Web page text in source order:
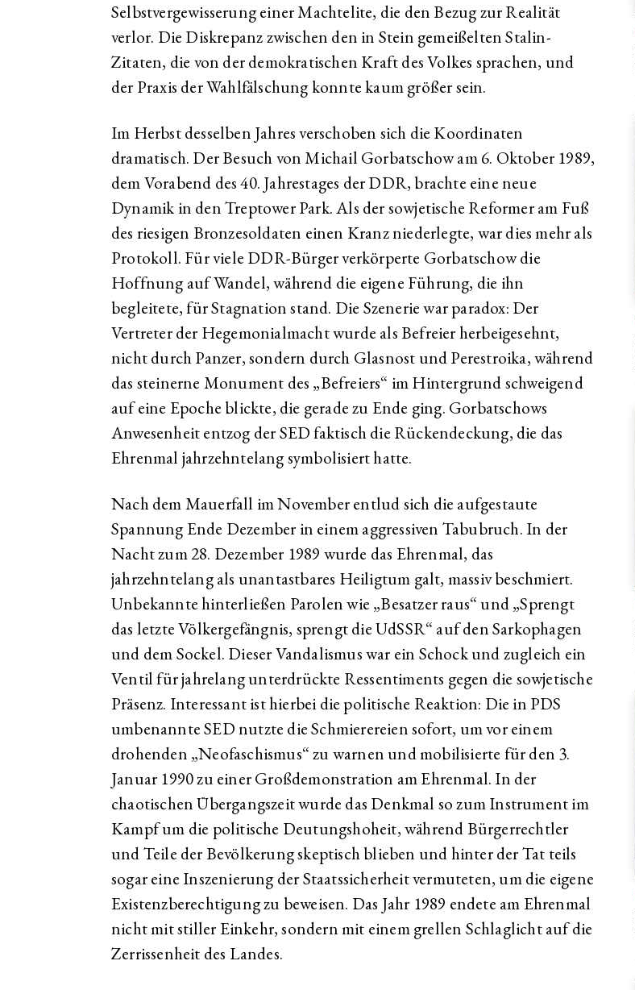
Selbstvergewisserung einer Machtelite, die den Bezug zur Realität
verlor. Die Diskrepanz zwischen den in Stein gemeißelten Stalin-
Zitaten, die von der demokratischen Kraft des Volkes sprachen, und
der Praxis der Wahlfälschung konnte kaum größer sein.
Im Herbst desselben Jahres verschoben sich die Koordinaten
dramatisch. Der Besuch von Michail Gorbatschow am 6. Oktober 1989,
dem Vorabend des 40. Jahrestages der DDR, brachte eine neue
Dynamik in den Treptower Park. Als der sowjetische Reformer am Fuß
des riesigen Bronzesoldaten einen Kranz niederlegte, war dies mehr als
Protokoll. Für viele DDR-Bürger verkörperte Gorbatschow die
Hoffnung auf Wandel, während die eigene Führung, die ihn
begleitete, für Stagnation stand. Die Szenerie war paradox: Der
Vertreter der Hegemonialmacht wurde als Befreier herbeigesehnt,
nicht durch Panzer, sondern durch Glasnost und Perestroika, während
das steinerne Monument des „Befreiers“ im Hintergrund schweigend
auf eine Epoche blickte, die gerade zu Ende ging. Gorbatschows
Anwesenheit entzog der SED faktisch die Rückendeckung, die das
Ehrenmal jahrzehntelang symbolisiert hatte.
Nach dem Mauerfall im November entlud sich die aufgestaute
Spannung Ende Dezember in einem aggressiven Tabubruch. In der
Nacht zum 28. Dezember 1989 wurde das Ehrenmal, das
jahrzehntelang als unantastbares Heiligtum galt, massiv beschmiert.
Unbekannte hinterließen Parolen wie „Besatzer raus“ und „Sprengt
das letzte Völkergefängnis, sprengt die UdSSR“ auf den Sarkophagen
und dem Sockel. Dieser Vandalismus war ein Schock und zugleich ein
Ventil für jahrelang unterdrückte Ressentiments gegen die sowjetische
Präsenz. Interessant ist hierbei die politische Reaktion: Die in PDS
umbenannte SED nutzte die Schmierereien sofort, um vor einem
drohenden „Neofaschismus“ zu warnen und mobilisierte für den 3.
Januar 1990 zu einer Großdemonstration am Ehrenmal. In der
chaotischen Übergangszeit wurde das Denkmal so zum Instrument im
Kampf um die politische Deutungshoheit, während Bürgerrechtler
und Teile der Bevölkerung skeptisch blieben und hinter der Tat teils
sogar eine Inszenierung der Staatssicherheit vermuteten, um die eigene
Existenzberechtigung zu beweisen. Das Jahr 1989 endete am Ehrenmal
nicht mit stiller Einkehr, sondern mit einem grellen Schlaglicht auf die
Zerrissenheit des Landes.